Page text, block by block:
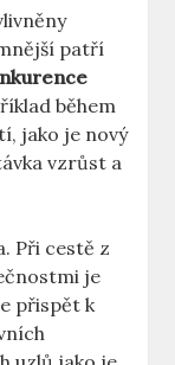
patří
během
jako je nový
vzrůst a
Při cestě z
je
přispět k